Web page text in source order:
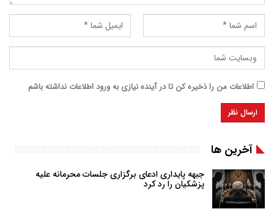
اطلاعات من را ذخیره کن تا در آینده نیازی به ورود اطلاعات نداشته باشم
آخرین ها
جبهه پایداری ادعای برگزاری جلسات محرمانه علیه
پزشکیان را رد کرد